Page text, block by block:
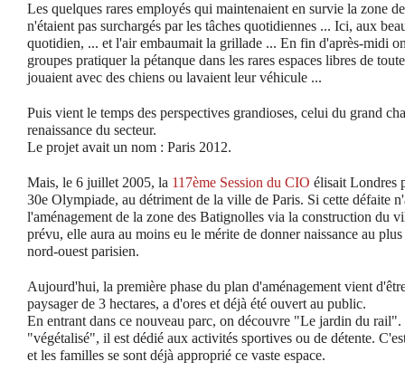
Les quelques rares employés qui maintenaient en survie la zone
n'étaient pas surchargés par les tâches quotidiennes ... Ici, aux
quotidien, ... et l'air embaumait la grillade ... En fin d'après-midi
groupes pratiquer la pétanque dans les rares espaces libres de
jouaient avec des chiens ou lavaient leur véhicule ...
Puis vient le temps des perspectives grandioses, celui du grand
renaissance du secteur.
Le projet avait un nom : Paris 2012.
Mais, le 6 juillet 2005, la 117ème Session du CIO élisait Londres
30e Olympiade, au détriment de la ville de Paris. Si cette défaite
l'aménagement de la zone des Batignolles via la construction du
prévu, elle aura au moins eu le mérite de donner naissance au
nord-ouest parisien.
Aujourd'hui, la première phase du plan d'aménagement vient
paysager de 3 hectares, a d'ores et déjà été ouvert au public.
En entrant dans ce nouveau parc, on découvre "Le jardin du rail".
"végétalisé", il est dédié aux activités sportives ou de détente.
et les familles se sont déjà approprié ce vaste espace.